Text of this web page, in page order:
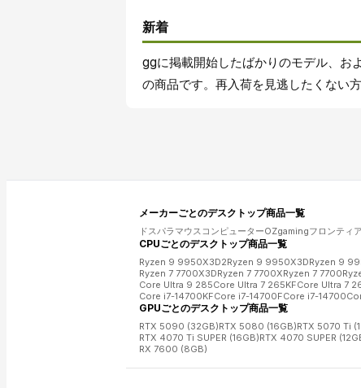
新着
ggに掲載開始したばかりのモデル、お
の商品です。再入荷を見逃したくない
メーカーごとのデスクトップ商品一覧
ドスパラ マウスコンピューターOZgamingフロンティア
CPUごとのデスクトップ商品一覧
Ryzen 9 9950X3D2Ryzen 9 9950X3DRyzen 9
Ryzen 7 7700X3DRyzen 7 7700XRyzen 7 7700
Core Ultra 9 285Core Ultra 7 265KFCore Ultra 7
Core i7-14700KFCore i7-14700FCore i7-14700
GPUごとのデスクトップ商品一覧
RTX 5090 (32GB)RTX 5080 (16GB)RTX 5070 Ti
RTX 4070 Ti SUPER (16GB)RTX 4070 SUPER
RX 7600 (8GB)